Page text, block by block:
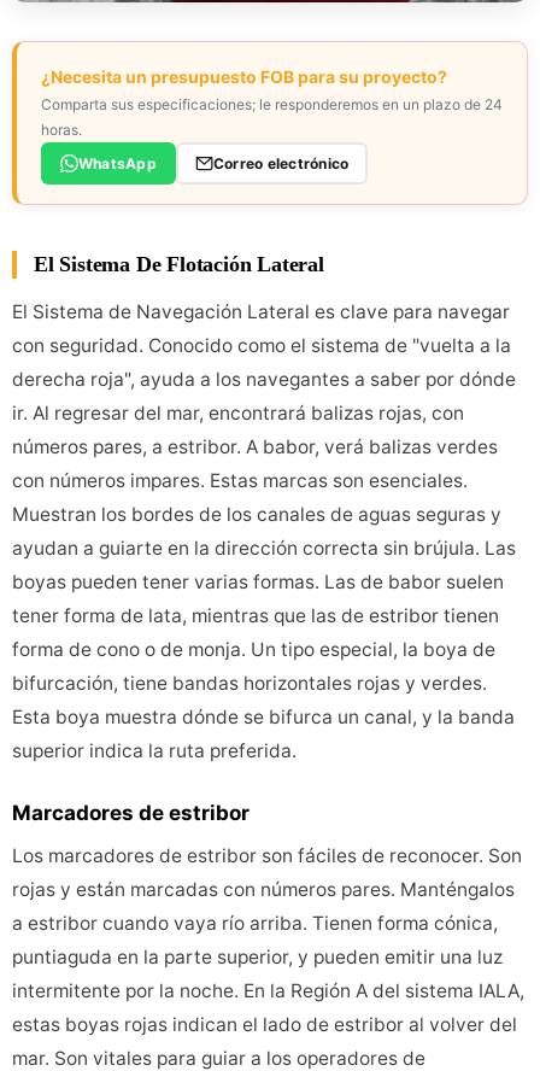
¿Necesita un presupuesto FOB para su proyecto?
Comparta sus especificaciones; le responderemos en un plazo de 24
horas.
WhatsApp
Correo electrónico
El Sistema De Flotación Lateral
El Sistema de Navegación Lateral es clave para navegar
con seguridad. Conocido como el sistema de "vuelta a la
derecha roja", ayuda a los navegantes a saber por dónde
ir. Al regresar del mar, encontrará balizas rojas, con
números pares, a estribor. A babor, verá balizas verdes
con números impares. Estas marcas son esenciales.
Muestran los bordes de los canales de aguas seguras y
ayudan a guiarte en la dirección correcta sin brújula. Las
boyas pueden tener varias formas. Las de babor suelen
tener forma de lata, mientras que las de estribor tienen
forma de cono o de monja. Un tipo especial, la boya de
bifurcación, tiene bandas horizontales rojas y verdes.
Esta boya muestra dónde se bifurca un canal, y la banda
superior indica la ruta preferida.
Marcadores de estribor
Los marcadores de estribor son fáciles de reconocer. Son
rojas y están marcadas con números pares. Manténgalos
a estribor cuando vaya río arriba. Tienen forma cónica,
puntiaguda en la parte superior, y pueden emitir una luz
intermitente por la noche. En la Región A del sistema IALA,
estas boyas rojas indican el lado de estribor al volver del
mar. Son vitales para guiar a los operadores de